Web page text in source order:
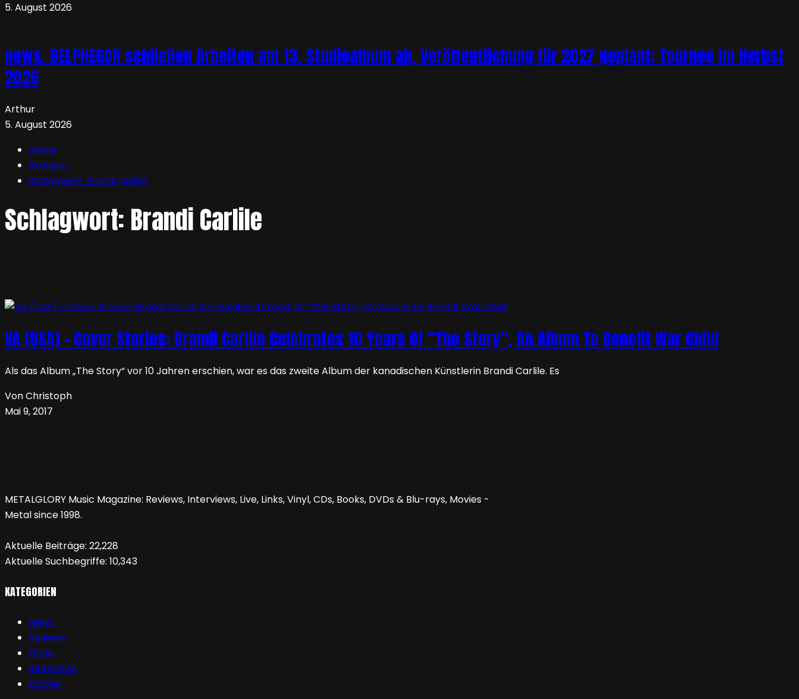
5. August 2026
news. BELPHEGOR schließen Arbeiten am 13. Studioalbum ab, Veröffentlichung für 2027 geplant; Tournee im Herbst
2026
Arthur
5. August 2026
Home
Archives
Schlagwort: Brandi Carlile
Schlagwort: Brandi Carlile
VA (USA) – Cover Stories: Brandi Carlile Celebrates 10 Years Of “The Story”, An Album To Benefit War Child
Als das Album „The Story“ vor 10 Jahren erschien, war es das zweite Album der kanadischen Künstlerin Brandi Carlile. Es
Von Christoph
Mai 9, 2017
METALGLORY Music Magazine: Reviews, Interviews, Live, Links, Vinyl, CDs, Books, DVDs & Blu-rays, Movies -
Metal since 1998.
Aktuelle Beiträge: 22,228
Aktuelle Suchbegriffe: 10,343
KATEGORIEN
News
Reviews
Filme
Interviews
Bücher